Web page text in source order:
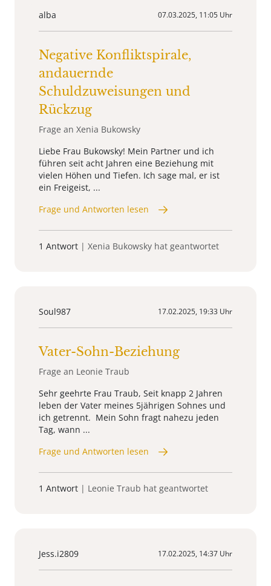
alba 07.03.2025, 11:05 Uhr
Negative Konfliktspirale,
andauernde
Schuldzuweisungen und
Rückzug
Frage an Xenia Bukowsky
Liebe Frau Bukowsky! Mein Partner und ich
führen seit acht Jahren eine Beziehung mit
vielen Höhen und Tiefen. Ich sage mal, er ist
ein Freigeist, ...
Frage und Antworten lesen
1 Antwort | Xenia Bukowsky hat geantwortet
Soul987 17.02.2025, 19:33 Uhr
Vater-Sohn-Beziehung
Frage an Leonie Traub
Sehr geehrte Frau Traub, Seit knapp 2 Jahren
leben der Vater meines 5jährigen Sohnes und
ich getrennt. Mein Sohn fragt nahezu jeden
Tag, wann ...
Frage und Antworten lesen
1 Antwort | Leonie Traub hat geantwortet
Jess.i2809 17.02.2025, 14:37 Uhr